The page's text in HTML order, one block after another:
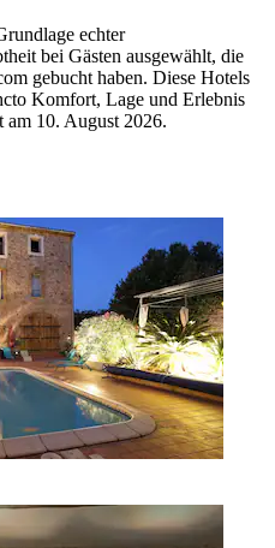
echter
bei Gästen ausgewählt, die
gebucht haben. Diese Hotels
Komfort, Lage und Erlebnis
am 10. August 2026.